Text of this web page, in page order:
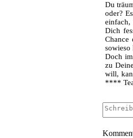
Du
oder?
einfach,
Dich
Doch
zu
will,
****